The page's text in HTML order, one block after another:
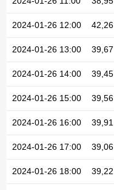
2024-01-26 12:00 42,26
2024-01-26 13:00 39,67
2024-01-26 14:00 39,45
2024-01-26 15:00 39,56
2024-01-26 16:00 39,91
2024-01-26 17:00 39,06
2024-01-26 18:00 39,22